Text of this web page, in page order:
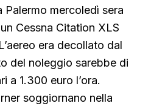
Palermo mercoledì sera
Cessna Citation XLS
era decollato dal
del noleggio sarebbe di
a 1.300 euro l’ora.
soggiornano nella